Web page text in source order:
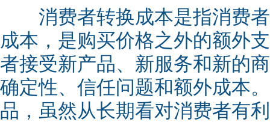
消费者转换成本是指消费者
成本，是购买价格之外的额外
者接受新产品、新服务和新的
确定性、信任问题和额外成本
品，虽然从长期看对消费者有